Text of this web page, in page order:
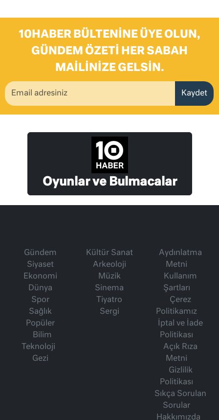
10HABER BÜLTENINE ÜYE OLUN,
GÜNDEM ÖZETI HER SABAH
MAILINIZE GELSIN.
Kaydet
Oyunlar ve Bulmacalar
Gündem
Siyaset
Ekonomi
Dünya
Spor
Sağlık
Popüler
Bilim
Teknoloji
Gezi
Kültür Sanat
Arkeoloji
Müzik
Sinema
Tiyatro
Sergi
Aydınlatma
Metni
Kullanım
Şartları
Çerez
Politikamız
İptal ve İade
Politikası
Açık Rıza
Metni
Gizlilik
Politikası
Sıkça Sorulan
Sorular
Hakkımızda